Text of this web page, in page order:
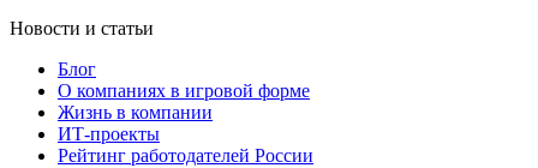
Новости и статьи
Блог
О компаниях в игровой форме
Жизнь в компании
ИТ-проекты
Рейтинг работодателей России